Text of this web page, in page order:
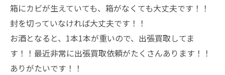
箱にカビが生えていても、箱がなくても大丈夫です！！
封を切っていなければ大丈夫です！！
お酒となると、1本1本が重いので、出張買取してま
す！！最近非常に出張買取依頼がたくさんあります！！
ありがたいです！！